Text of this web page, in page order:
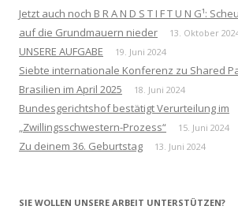
Jetzt auch noch B R A N D S T I F T U N G¹:
auf die Grundmauern nieder
13. Oktober
UNSERE AUFGABE 19. Juni 2024
Siebte internationale Konferenz zu Shared
Brasilien im April 2025
18. Juni 2024
Bundesgerichtshof bestätigt Verurteilung im
„Zwillingsschwestern-Prozess“
15. Juni 2024
Zu deinem 36. Geburtstag 13. Juni 2024
SIE WOLLEN UNSERE ARBEIT UNTERSTÜTZEN?